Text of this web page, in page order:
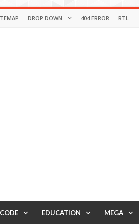
DROP DOWN 404 ERROR RTL
EDUCATION MEGA